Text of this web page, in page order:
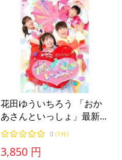
花田ゆういちろう 「おか
あさんといっしょ」最新ソ
ングブック だいすきがい
っぱい DVD
0 (1件)
3,850 円